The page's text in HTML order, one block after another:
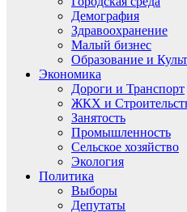
Демография
Здравоохранение
Малый бизнес
Образование и
Экономика
Дороги и Транспорт
ЖКХ и
Занятость
Промышленность
Сельское хозяйство
Экология
Политика
Выборы
Депутаты